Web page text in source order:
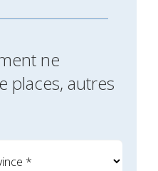
ne
places, autres